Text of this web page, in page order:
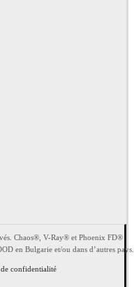
Chaos®, V-Ray® et Phoenix FD®
en Bulgarie et/ou dans d’autres pays.
confidentialité